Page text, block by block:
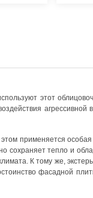
этот
применяется
сохраняет тепло и
К тому же,
фасадной